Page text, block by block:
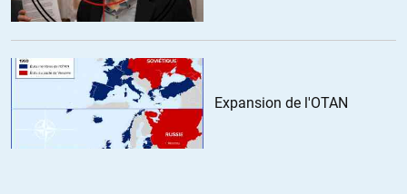
Quant à la vente vertueuse de l’UE des années 1990, pure
https://www.youtube.com/watch?v=mTaPLQtFHsY
La version longue est plus intéressante, car il développe ce que nous
connaissons aujourd’hui.
ALERTER
Expansion de l'OTAN